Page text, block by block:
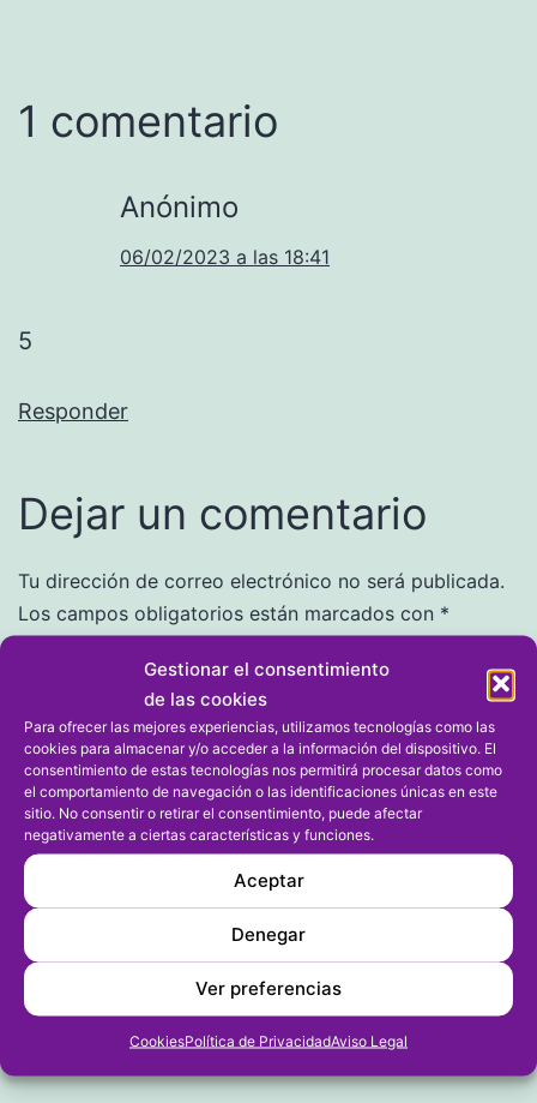
Gestionar el consentimiento
de las cookies
Para ofrecer las mejores experiencias, utilizamos tecnologías como las
cookies para almacenar y/o acceder a la información del dispositivo. El
consentimiento de estas tecnologías nos permitirá procesar datos como
el comportamiento de navegación o las identificaciones únicas en este
sitio. No consentir o retirar el consentimiento, puede afectar
negativamente a ciertas características y funciones.
Aceptar
Denegar
Ver preferencias
CookiesPolítica de PrivacidadAviso Legal
1 comentario
Anónimo
06/02/2023 a las 18:41
5
Responder
Dejar un comentario
Tu dirección de correo electrónico no será publicada.
Los campos obligatorios están marcados con *
Comentario*
Nombre*